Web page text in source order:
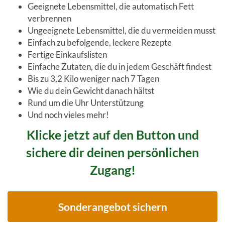
Geeignete Lebensmittel, die automatisch Fett
verbrennen
Ungeeignete Lebensmittel, die du vermeiden musst
Einfach zu befolgende, leckere Rezepte
Fertige Einkaufslisten
Einfache Zutaten, die du in jedem Geschäft findest
Bis zu 3,2 Kilo weniger nach 7 Tagen
Wie du dein Gewicht danach hältst
Rund um die Uhr Unterstützung
Und noch vieles mehr!
Klicke jetzt auf den Button und
sichere dir deinen persönlichen
Zugang!
Sonderangebot sichern